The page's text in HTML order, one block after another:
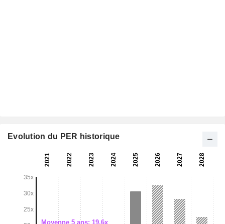
Evolution du PER historique